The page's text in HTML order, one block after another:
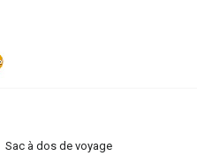
sac à dos de voyage